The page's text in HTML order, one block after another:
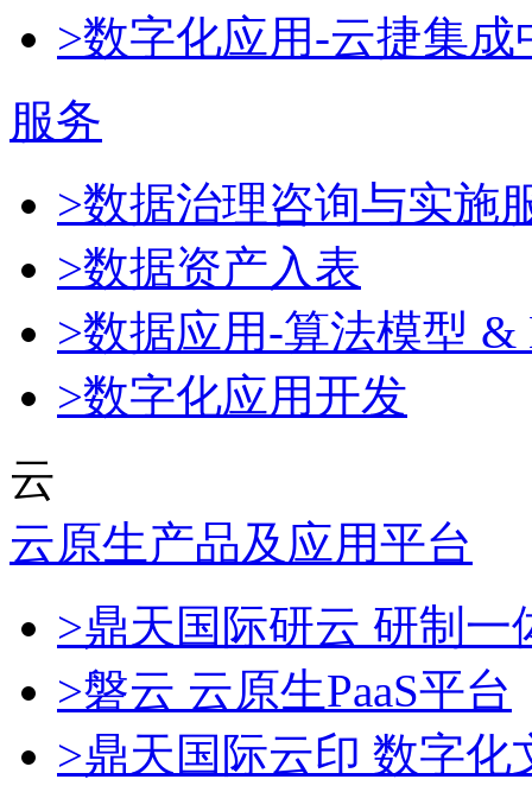
>数字化应用-云捷集成
服务
>数据治理咨询与实施
>数据资产入表
>数据应用-算法模型 &
>数字化应用开发
云
云原生产品及应用平台
>鼎天国际研云 研制
>磐云 云原生PaaS平台
>鼎天国际云印 数字化